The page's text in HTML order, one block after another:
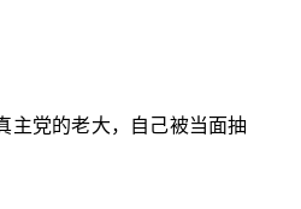
主党的老大，自己被当面抽